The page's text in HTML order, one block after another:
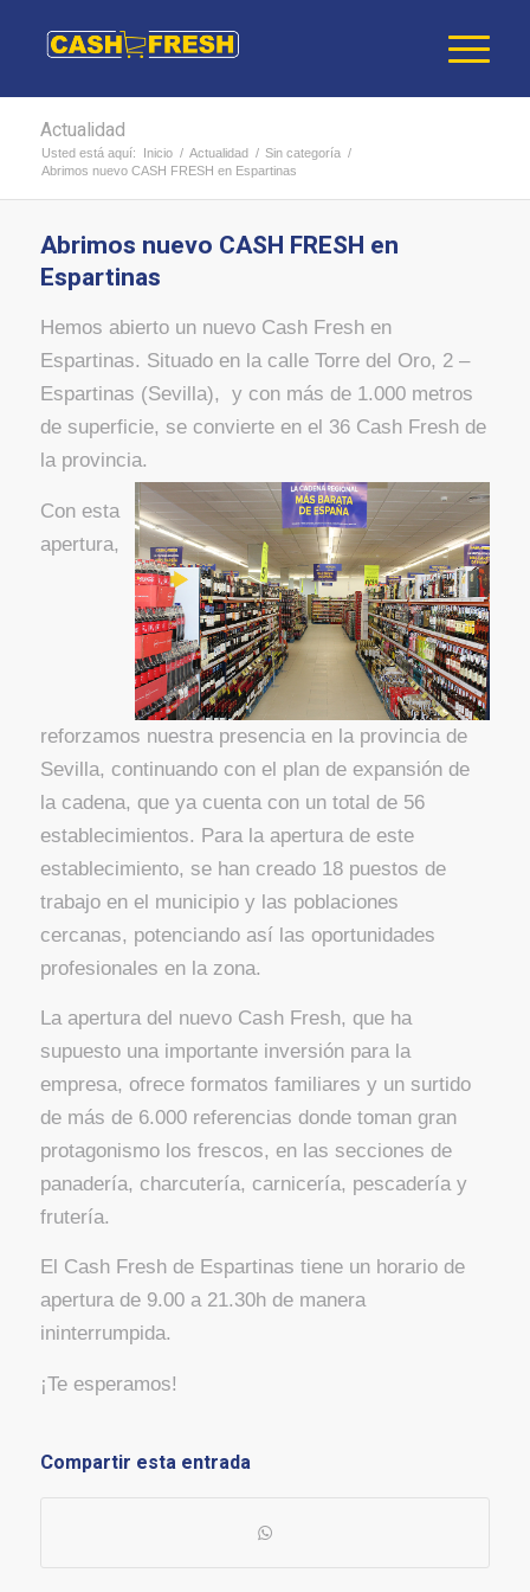
Actualidad
Usted está aquí: Inicio / Actualidad / Sin categoría /
Abrimos nuevo CASH FRESH en Espartinas
Abrimos nuevo CASH FRESH en
Espartinas
Hemos abierto un nuevo Cash Fresh en
Espartinas. Situado en la calle Torre del Oro, 2 –
Espartinas (Sevilla), y con más de 1.000 metros
de superficie, se convierte en el 36 Cash Fresh de
la provincia.
Con esta
apertura,
reforzamos nuestra presencia en la provincia de
Sevilla, continuando con el plan de expansión de
la cadena, que ya cuenta con un total de 56
establecimientos. Para la apertura de este
establecimiento, se han creado 18 puestos de
trabajo en el municipio y las poblaciones
cercanas, potenciando así las oportunidades
profesionales en la zona.
La apertura del nuevo Cash Fresh, que ha
supuesto una importante inversión para la
empresa, ofrece formatos familiares y un surtido
de más de 6.000 referencias donde toman gran
protagonismo los frescos, en las secciones de
panadería, charcutería, carnicería, pescadería y
frutería.
El Cash Fresh de Espartinas tiene un horario de
apertura de 9.00 a 21.30h de manera
ininterrumpida.
¡Te esperamos!
Compartir esta entrada